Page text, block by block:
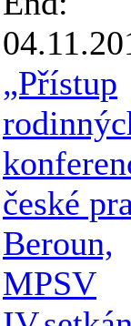
„Přístup
české
Beroun,
MPSV